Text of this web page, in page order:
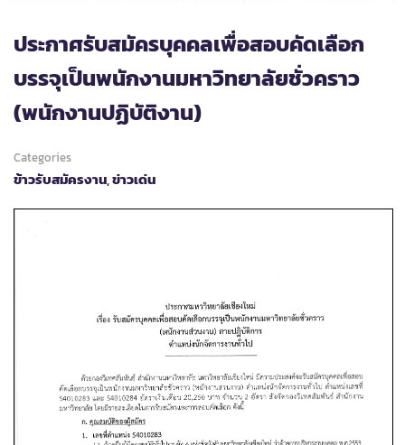
ประกาศรับสมัครบุคคลเพื่อสอบคัดเลือก
บรรจุเป็นพนักงานมหาวิทยาลัยชั่วคราว
(พนักงานปฏิบัติงาน)
Categories
ข้าวรับสมัครงาน,ข่าวเด่น